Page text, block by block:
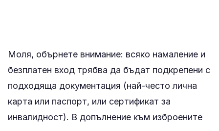
Моля, обърнете внимание: всяко намаление и
безплатен вход трябва да бъдат подкрепени с
подходяща документация (най-често лична
карта или паспорт, или сертификат за
инвалидност). В допълнение към изброените